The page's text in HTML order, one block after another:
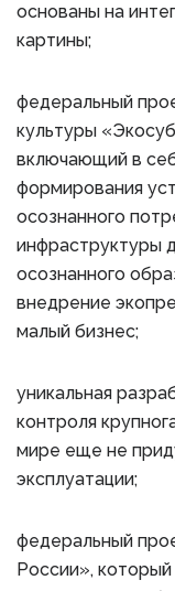
основаны на
картины;
федеральный
культуры
включающий в
формирования
осознанного
инфраструктуры
осознанного
внедрение
малый бизнес;
уникальная
контроля
мире еще не
эксплуатации;
федеральный
России»,